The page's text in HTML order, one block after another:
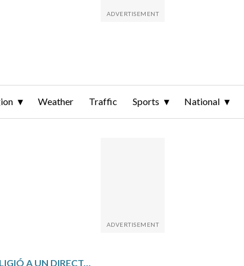
Weather Traffic Sports National
POR QUÉ TRUMP ELIGIÓ A UN DIRECTOR INTERINO DE INTELIGENCIA NACIONAL SIN EXPERIENCIA EN EL SECTOR